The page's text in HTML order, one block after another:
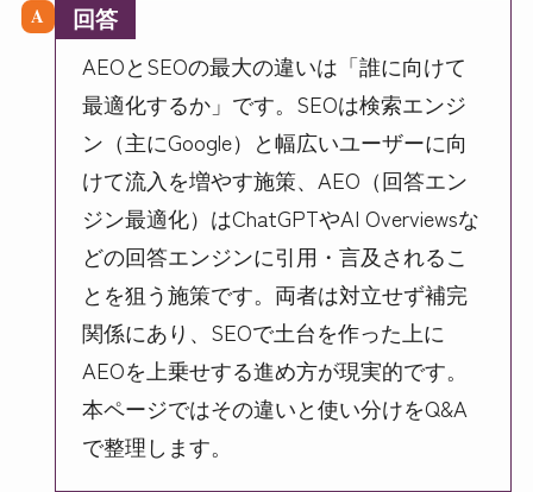
A 回答
AEOとSEOの最大の違いは「誰に向けて
最適化するか」です。SEOは検索エンジ
ン（主にGoogle）と幅広いユーザーに向
けて流入を増やす施策、AEO（回答エン
ジン最適化）はChatGPTやAI Overviewsな
どの回答エンジンに引用・言及されるこ
とを狙う施策です。両者は対立せず補完
関係にあり、SEOで土台を作った上に
AEOを上乗せする進め方が現実的です。
本ページではその違いと使い分けをQ&A
で整理します。